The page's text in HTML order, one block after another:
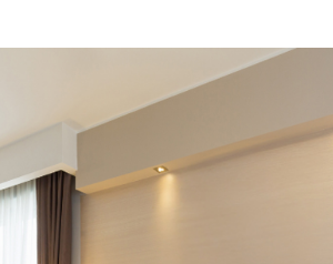
Boek een demo